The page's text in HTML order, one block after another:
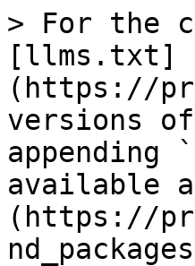
> For the
[llms.txt]
(https://
versions
appending
available
(https://